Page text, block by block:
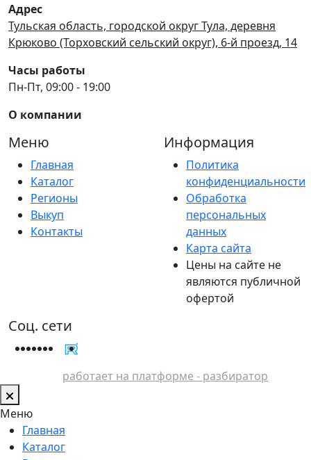
Адрес
Тульская область, городской округ Тула, деревня
Крюково (Торховский сельский округ), 6-й проезд, 14
Часы работы
Пн-Пт, 09:00 - 19:00
О компании
Меню
Главная
Каталог
Регионы
Выкуп
Контакты
Информация
Политика
конфиденциальности
Обработка
персональных
данных
Карта сайта
Цены на сайте не
являются публичной
офертой
Соц. сети
работает на платформе - разбиратор
Меню
Главная
Каталог